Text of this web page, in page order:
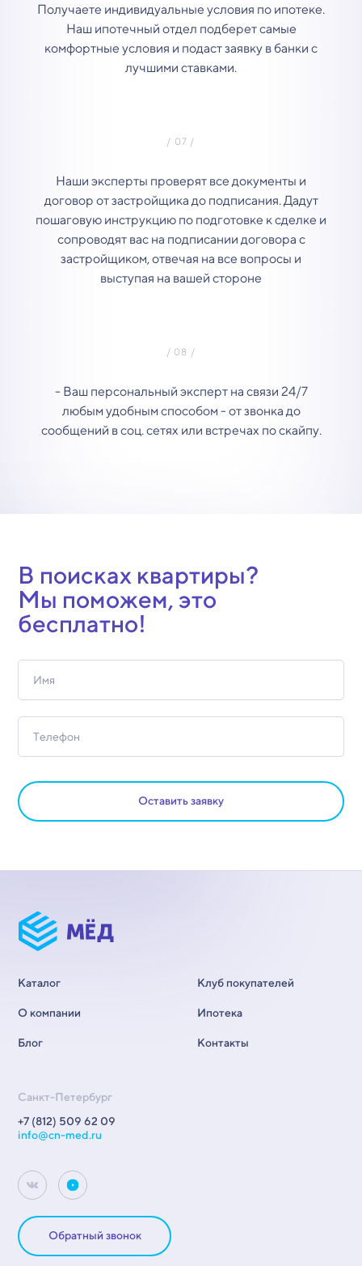
Получаете индивидуальные условия по ипотеке.
Наш ипотечный отдел подберет самые
комфортные условия и подаст заявку в банки с
лучшими ставками.
Наши эксперты проверят все документы и
договор от застройщика до подписания. Дадут
пошаговую инструкцию по подготовке к сделке и
сопроводят вас на подписании договора с
застройщиком, отвечая на все вопросы и
выступая на вашей стороне
- Ваш персональный эксперт на связи 24/7
любым удобным способом - от звонка до
сообщений в соц. сетях или встречах по скайпу.
В поисках квартиры?
Мы поможем, это
бесплатно!
Оставить заявку
Каталог
О компании
Блог
Клуб покупателей
Ипотека
Контакты
Санкт-Петербург
+7 (812) 509 62 09
info@cn-med.ru
Обратный звонок